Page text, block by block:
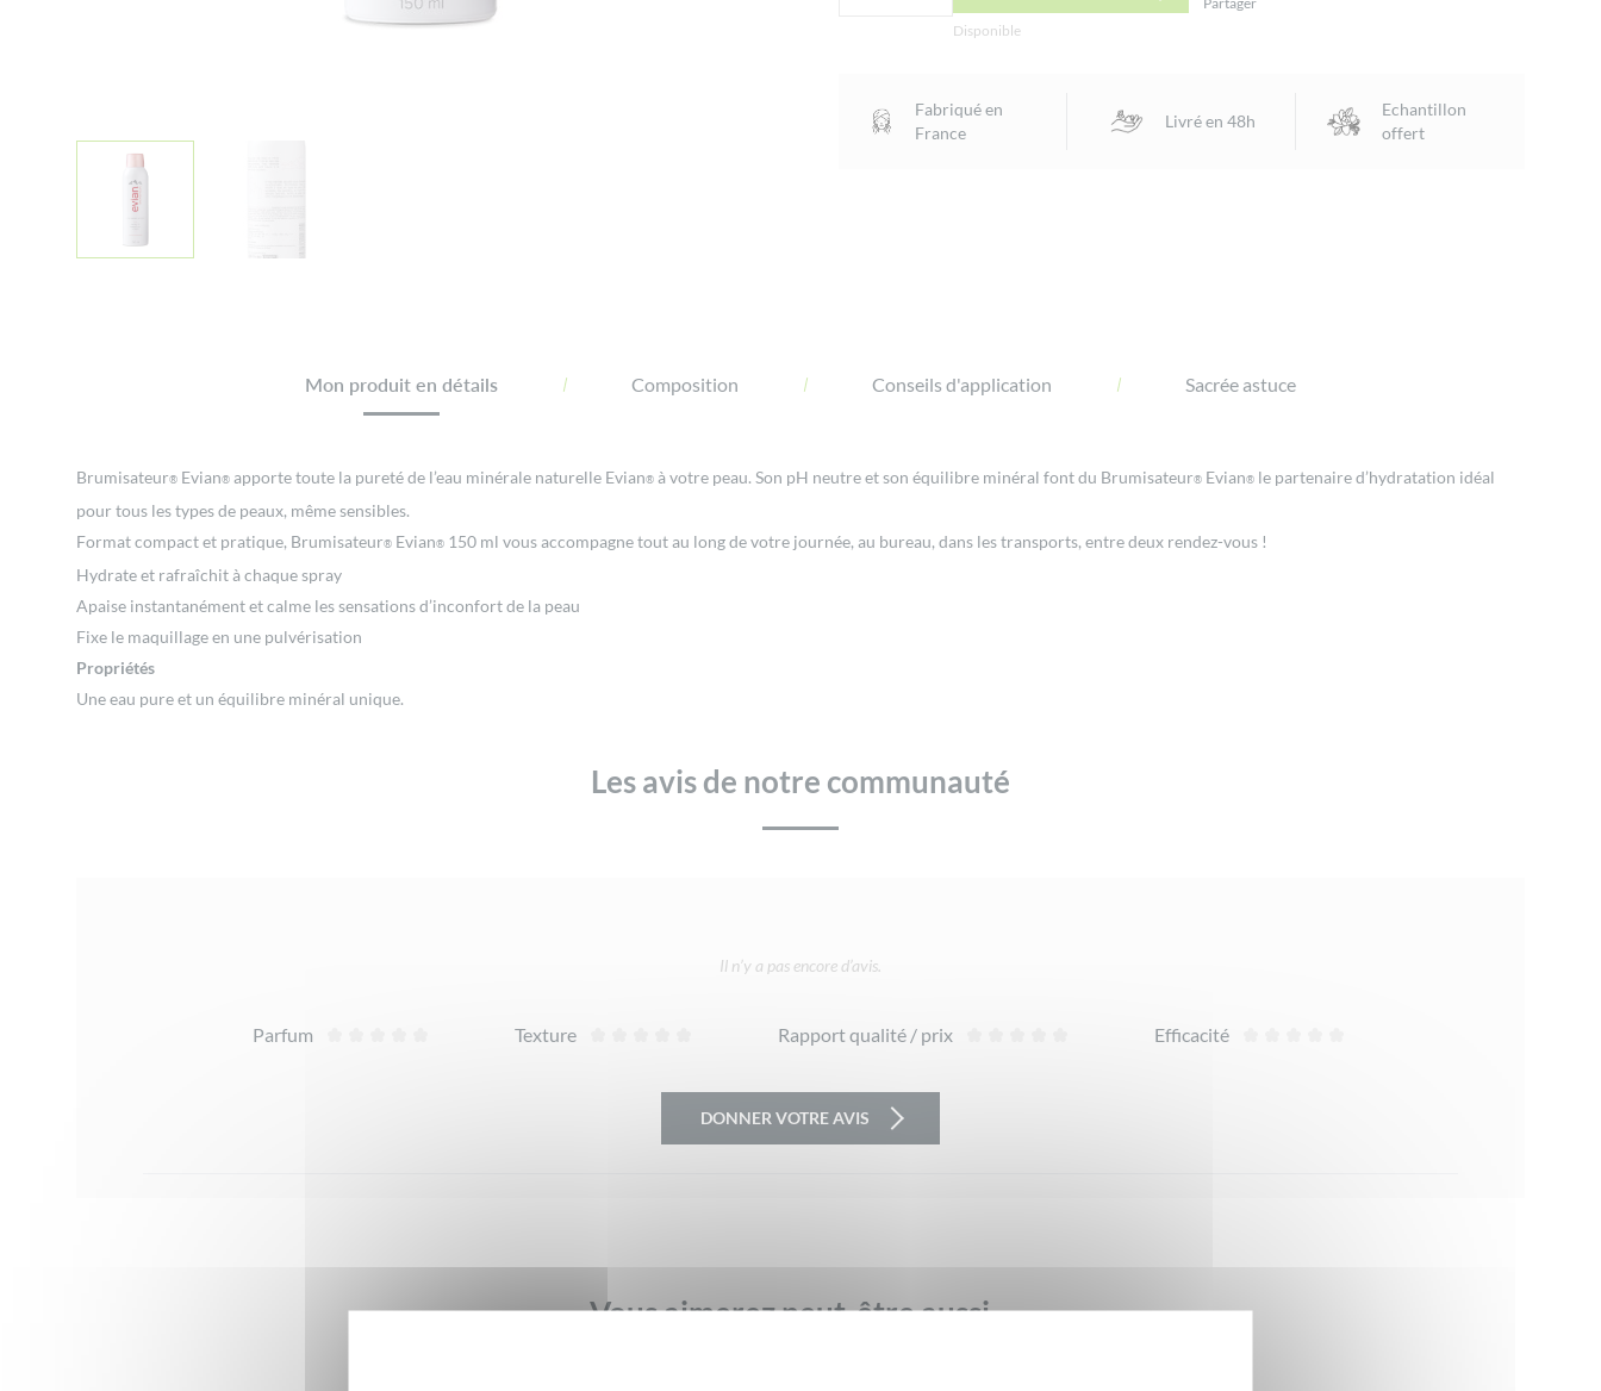
150ml
Disponible
Fabriqué en
France
Livré en 48h
Echantillon
offert
Mon produit en détails Composition Conseils d'application Sacrée astuce
Brumisateur® Evian® apporte toute la pureté de l’eau minérale naturelle Evian® à votre peau. Son pH neutre et son équilibre minéral font du Brumisateur® Evian® le partenaire d’hydratation idéal
pour tous les types de peaux, même sensibles.
Format compact et pratique, Brumisateur® Evian® 150 ml vous accompagne tout au long de votre journée, au bureau, dans les transports, entre deux rendez-vous !
Hydrate et rafraîchit à chaque spray
Apaise instantanément et calme les sensations d’inconfort de la peau
Fixe le maquillage en une pulvérisation
Propriétés
Une eau pure et un équilibre minéral unique.
Les avis de notre communauté
Il n’y a pas encore d’avis.
Parfum Texture Rapport qualité / prix Efficacité
DONNER VOTRE AVIS
Vous aimerez peut-être aussi...